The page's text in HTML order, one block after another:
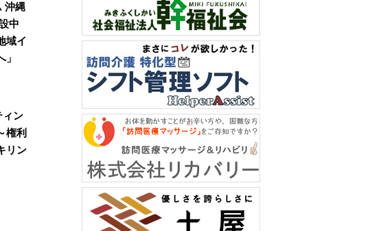
沖縄
中
域イ
ィン
権利
リン